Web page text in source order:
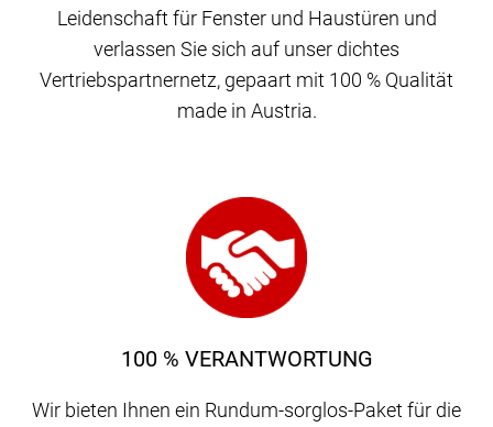
Leidenschaft für Fenster und Haustüren und
verlassen Sie sich auf unser dichtes
Vertriebspartnernetz, gepaart mit 100 % Qualität
made in Austria.
100 % VERANTWORTUNG
Wir bieten Ihnen ein Rundum-sorglos-Paket für die